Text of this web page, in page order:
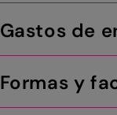
Gastos de
Formas y